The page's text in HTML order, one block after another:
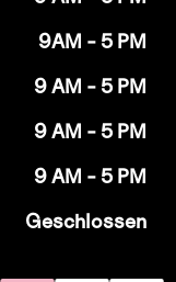
9AM - 5 PM
9 AM - 5 PM
9 AM - 5 PM
9 AM - 5 PM
Geschlossen